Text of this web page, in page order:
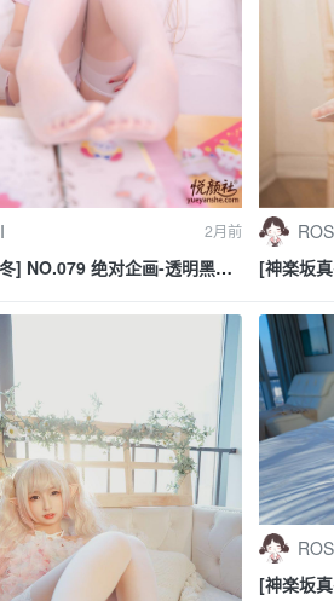
2月前
] NO.079 绝对企画-透明黑白
[神楽坂
[神楽坂